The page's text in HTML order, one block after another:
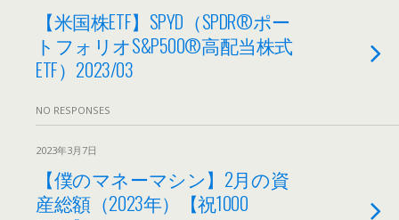
【米国株ETF】SPYD（SPDR®ポー
トフォリオS&P500®高配当株式
ETF）2023/03
NO RESPONSES
2023年3月7日
【僕のマネーマシン】2月の資
産総額（2023年）【祝1000